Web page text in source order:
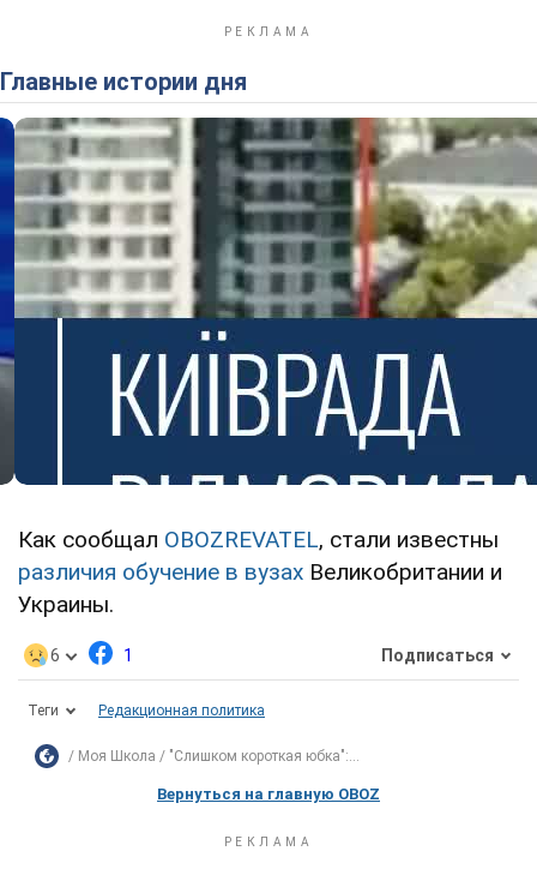
Главные истории дня
Как сообщал OBOZREVATEL, стали известны
различия обучение в вузах Великобритании и
Украины.
6 1 Подписаться
Теги Редакционная политика
Моя Школа "Слишком короткая юбка":...
Вернуться на главную OBOZ